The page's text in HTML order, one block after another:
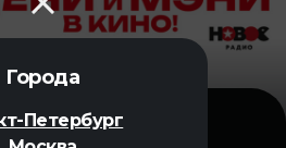
Города
Петербург